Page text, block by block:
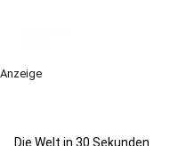
Anzeige
Die Welt in 30 Sekunden